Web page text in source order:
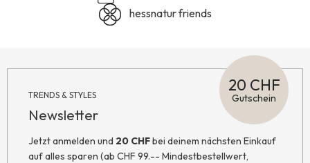
hessnatur friends
TRENDS & STYLES
Newsletter
20 CHF
Gutschein
Jetzt anmelden und 20 CHFbei deinem nächsten Einkauf
auf alles sparen (ab CHF 99.-- Mindestbestellwert,